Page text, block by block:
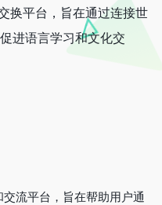
换平台，旨在通过连接世
进语言学习和文化交
流平台，旨在帮助用户通